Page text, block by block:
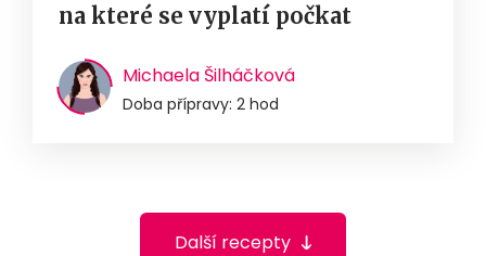
na které se vyplatí počkat
Michaela Šilháčková
Doba přípravy: 2 hod
Další recepty